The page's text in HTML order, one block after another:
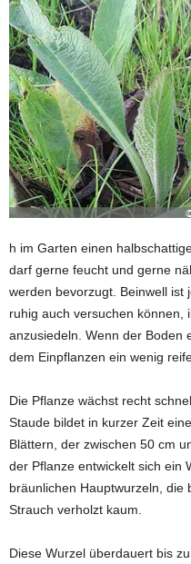
h im Garten einen
darf gerne feucht und gerne
werden bevorzugt. Beinwell ist
ruhig auch versuchen können,
anzusiedeln. Wenn der Boden
dem Einpflanzen ein wenig
Die Pflanze wächst recht
Staude bildet in kurzer Zeit
Blättern, der zwischen 50 cm
der Pflanze entwickelt sich ein
bräunlichen Hauptwurzeln, die
Strauch verholzt kaum.
Diese Wurzel überdauert bis